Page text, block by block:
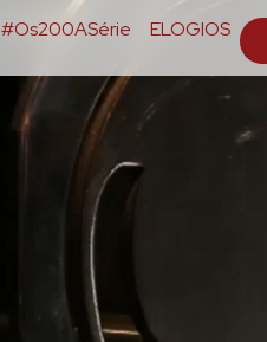
#Os200ASérie ELOGIOS